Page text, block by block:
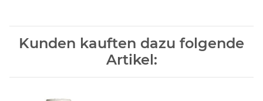
Kunden kauften dazu folgende
Artikel: